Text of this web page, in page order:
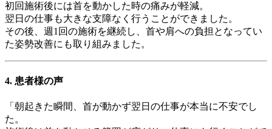
初回施術後には首を動かした時の痛みが軽減。
翌日の仕事も大きな支障なく行うことができました。
その後、週1回の施術を継続し、首や肩への負担となってい
た姿勢改善にも取り組みました。
4. 患者様の声
「朝起きた瞬間、首が動かず翌日の仕事が本当に不安でし
た。